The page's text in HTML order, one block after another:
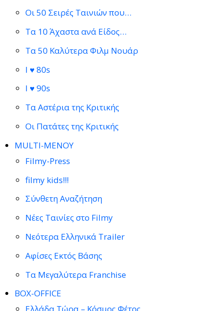
Οι 50 Σειρές Ταινιών που…
Τα 10 Άχαστα ανά Είδος…
Τα 50 Καλύτερα Φιλμ Νουάρ
I ♥ 80s
I ♥ 90s
Τα Αστέρια της Κριτικής
Οι Πατάτες της Κριτικής
MULTI-ΜΕΝΟΥ
Filmy-Press
filmy kids!!!
Σύνθετη Αναζήτηση
Νέες Ταινίες στο Filmy
Νεότερα Ελληνικά Trailer
Αφίσες Εκτός Βάσης
Τα Μεγαλύτερα Franchise
BOX-OFFICE